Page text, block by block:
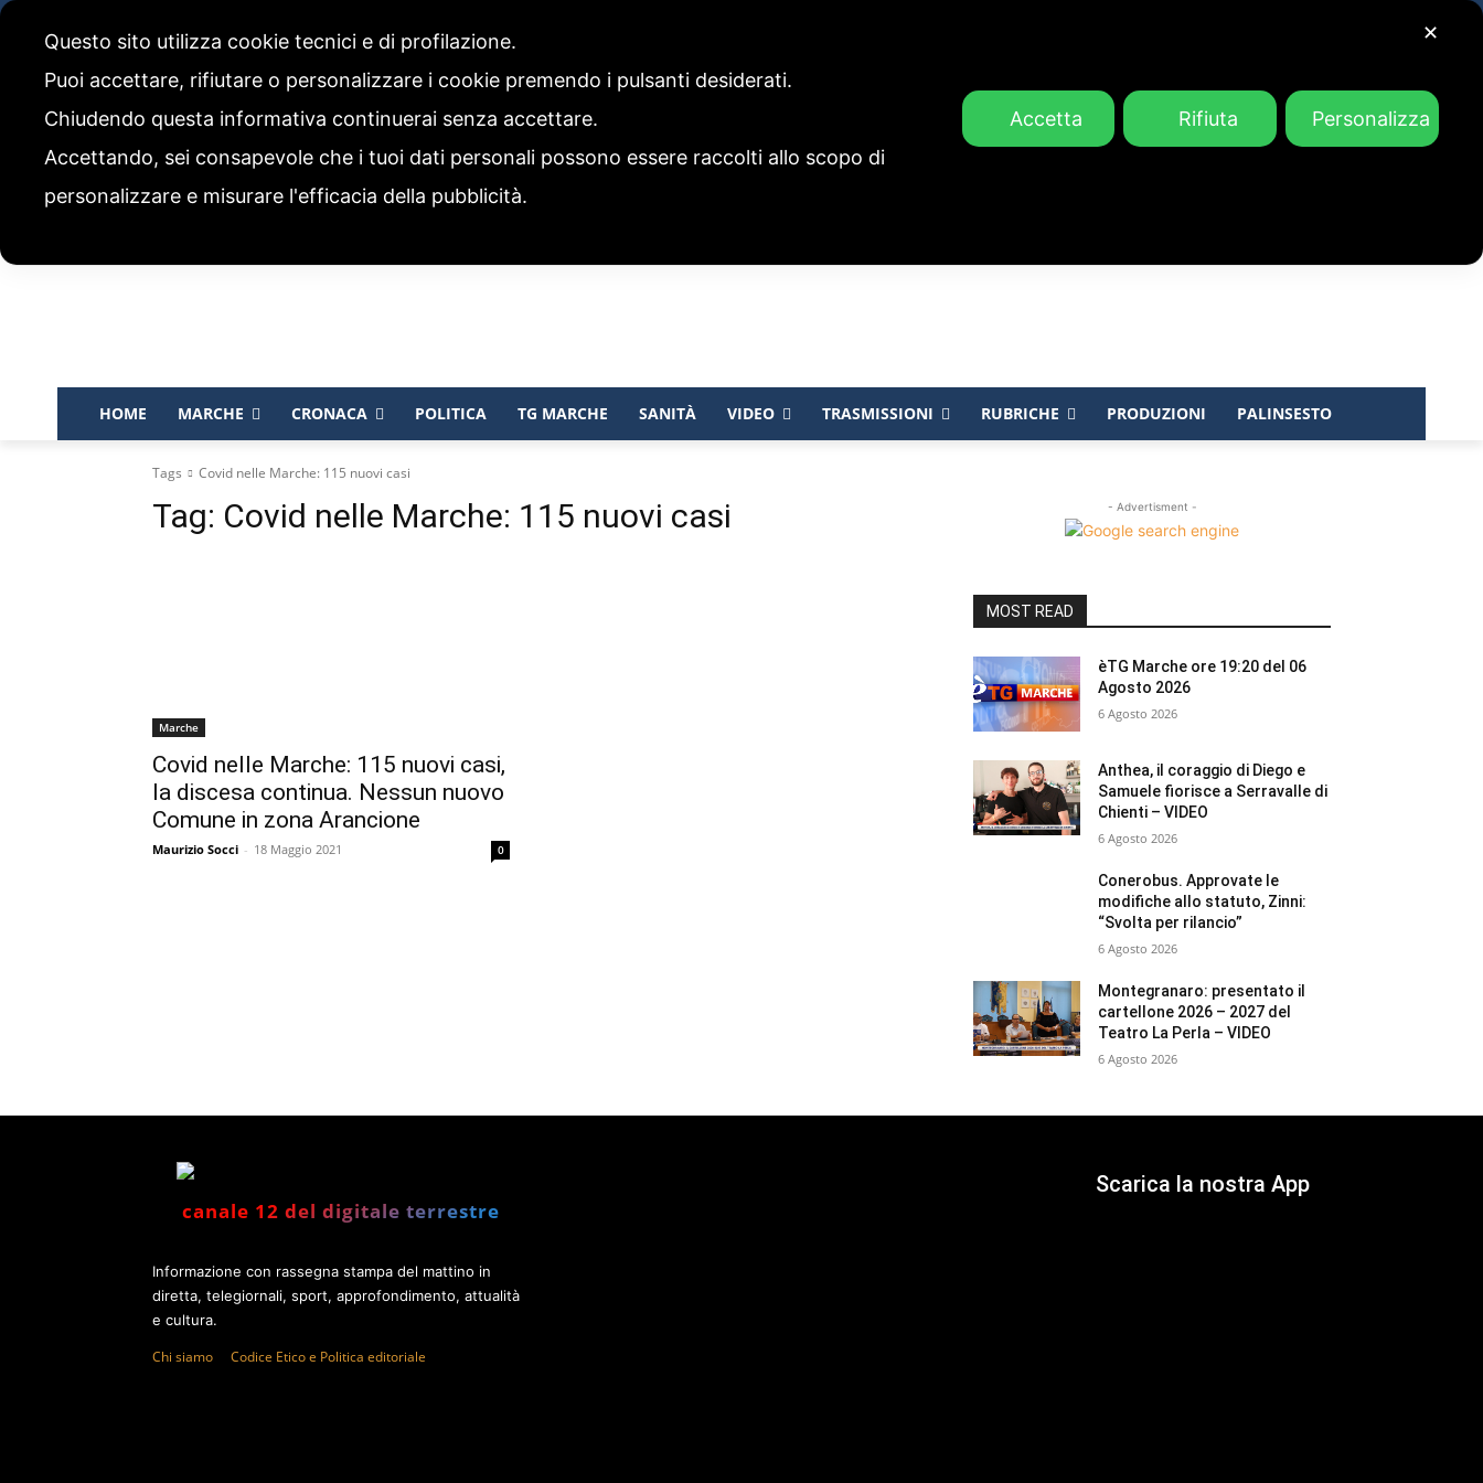
CODICE ETICO E POLITICA EDITORIALE
HOME MARCHE CRONACA POLITICA TG MARCHE SANITÀ VIDEO TRASMISSIONI RUBRICHE PRODUZIONI PALINSESTO
Tags Covid nelle Marche: 115 nuovi casi
Tag: Covid nelle Marche: 115 nuovi casi
Marche
Covid nelle Marche: 115 nuovi casi,
la discesa continua. Nessun nuovo
Comune in zona Arancione
Maurizio Socci - 18 Maggio 2021 0
- Advertisment -
MOST READ
èTG Marche ore 19:20 del 06
Agosto 2026
6 Agosto 2026
Anthea, il coraggio di Diego e
Samuele fiorisce a Serravalle di
Chienti – VIDEO
6 Agosto 2026
Conerobus. Approvate le
modifiche allo statuto, Zinni:
“Svolta per rilancio”
6 Agosto 2026
Montegranaro: presentato il
cartellone 2026 – 2027 del
Teatro La Perla – VIDEO
6 Agosto 2026
canale 12 del digitale terrestre
Informazione con rassegna stampa del mattino in
diretta, telegiornali, sport, approfondimento, attualità
e cultura.
Chi siamo Codice Etico e Politica editoriale
Scarica la nostra App
✕
Questo sito utilizza cookie tecnici e di profilazione.
Puoi accettare, rifiutare o personalizzare i cookie premendo i pulsanti desiderati.
Chiudendo questa informativa continuerai senza accettare.
Accettando, sei consapevole che i tuoi dati personali possono essere raccolti allo scopo di
personalizzare e misurare l'efficacia della pubblicità.
Accetta Rifiuta Personalizza